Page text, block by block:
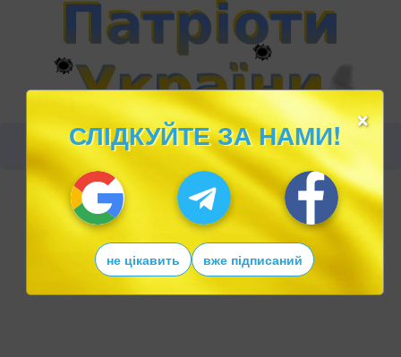
×
СЛІДКУЙТЕ ЗА НАМИ!
не цікавить вже підписаний